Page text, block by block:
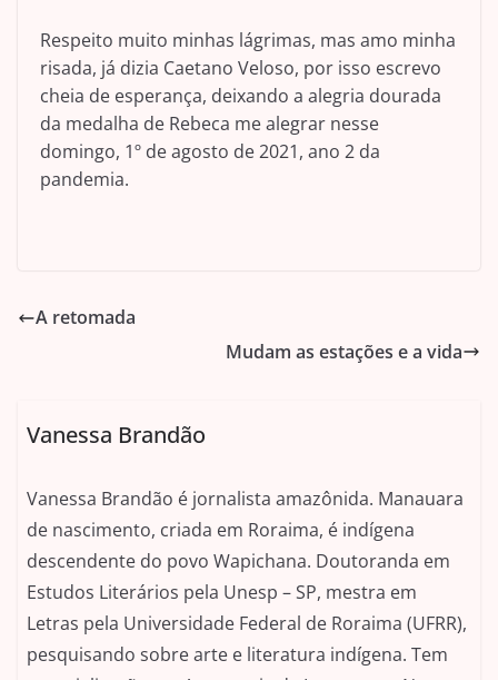
Respeito muito minhas lágrimas, mas amo minha
risada, já dizia Caetano Veloso, por isso escrevo
cheia de esperança, deixando a alegria dourada
da medalha de Rebeca me alegrar nesse
domingo, 1º de agosto de 2021, ano 2 da
pandemia.
A retomada
Mudam as estações e a vida
Vanessa Brandão
Vanessa Brandão é jornalista amazônida. Manauara
de nascimento, criada em Roraima, é indígena
descendente do povo Wapichana. Doutoranda em
Estudos Literários pela Unesp – SP, mestra em
Letras pela Universidade Federal de Roraima (UFRR),
pesquisando sobre arte e literatura indígena. Tem